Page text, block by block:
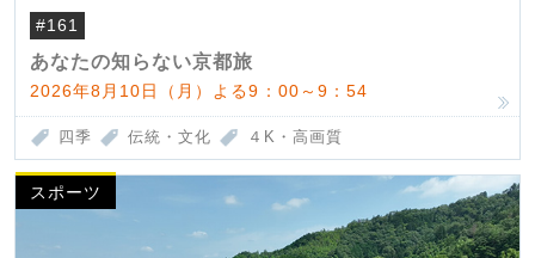
#161
あなたの知らない京都旅
2026年8月10日（月）よる9：00～9：54
四季 伝統・文化 ４K・高画質
スポーツ